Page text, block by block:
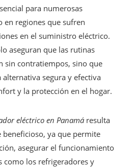
para numerosas
en regiones que sufren
en el suministro eléctrico.
aseguran que las rutinas
sin contratiempos, sino que
segura y efectiva
y la protección en el hogar.
eléctrico en Panamá resulta
beneficioso, ya que permite
asegurar el funcionamiento
como los refrigeradores y